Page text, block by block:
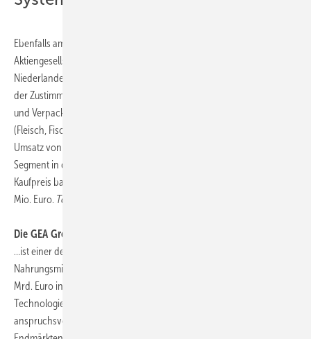
Ebenfalls am 20. Dezember 2010 hat die Die GEA Group
Aktiengesellschaft Convenience Food Systems (CFS) mit Sitz in Bakel,
Niederlande, gekauft. Die Transaktion steht noch unter dem Vorbehalt
der Zustimmung der zuständigen Kartellbehörden. CFS baut Prozess-
und Verpackungstechnik für Lebensmittel mit tierischen Proteinen
(Fleisch, Fisch, Käse) und erwartet in diesem Geschäftsjahr einen
Umsatz von etwa 400 Mio. Euro. CFS soll als eigenständiges sechstes
Segment in die Konzernstruktur der GEA eingegliedert werden. Der
Kaufpreis basiert laut GEA auf einem Unternehmenswert von rund 435
Mio. Euro. ToR
Die GEA Group Aktiengesellschaft…
…ist einer der größten Systemanbieter für die Erzeugung von
Nahrungsmitteln und Energie mit einem Konzernumsatz von etwa 4,4
Mrd. Euro in 2009. Sie konzentriert sich als international tätiger
Technologiekonzern auf Prozesstechnik und Komponenten für die
anspruchsvollen Produktionsprozesse in unterschiedlichen